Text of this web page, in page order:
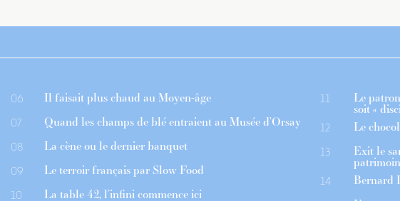
06 Il faisait plus chaud au Moyen-âge
07 Quand les champs de blé entraient au Musée d’Orsay
08 La cène ou le dernier banquet
09 Le terroir français par Slow Food
10 La table 42, l’infini commence ici
11 Le
soit «
12 Le
13 Exit le
14 Bernard